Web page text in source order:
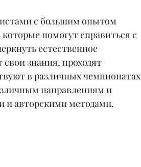
с большим опытом
помогут справиться с
естественное
знания, проходят
в различных чемпионатах
направлениям и
и авторскими методами.